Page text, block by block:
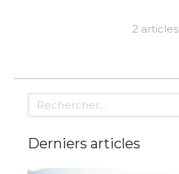
2 articles
Rechercher
Derniers articles